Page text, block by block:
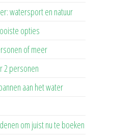
watersport en natuur
opties
of meer
2 personen
aan het water
om juist nu te boeken